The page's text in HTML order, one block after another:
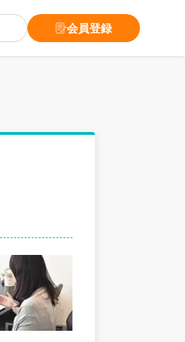
会員登録